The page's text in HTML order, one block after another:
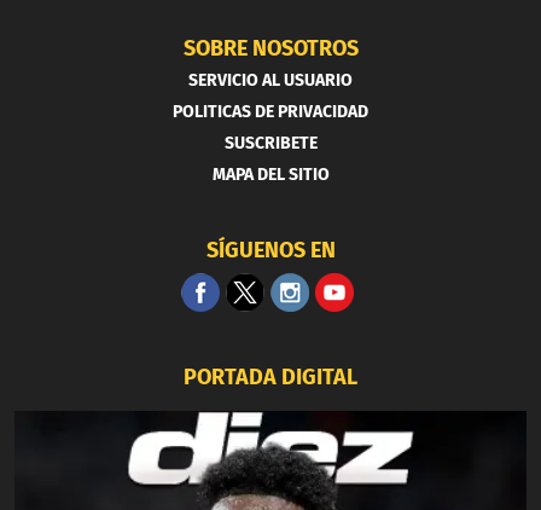
SOBRE NOSOTROS
SERVICIO AL USUARIO
POLITICAS DE PRIVACIDAD
SUSCRIBETE
MAPA DEL SITIO
SÍGUENOS EN
PORTADA DIGITAL